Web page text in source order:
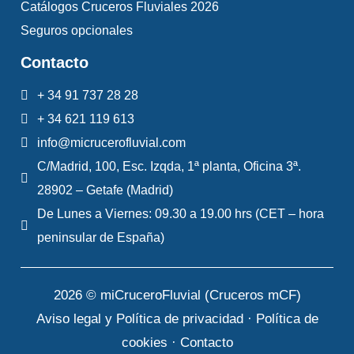
cualquier otra suma, así como los posibles
daños y perjuicios ocasionados.
resultante de un cambio (de fecha, de barco,
de región) solicitado por el cliente y aceptado
por la compañía, será asumido en su totalidad
por el cliente. Los costes se determinará en
base a las condiciones de anulación (ver
párrafo 5).
La dirección de los cruceros de ida y, por
lo tanto, la base de salida dentro de la
Catálogos Cruceros Fluviales 2026
Seguros opcionales
Contacto
+ 34 91 737 28 28
+ 34 621 119 613
info@micrucerofluvial.com
C/Madrid, 100, Esc. Izqda, 1ª planta, Oficina 3ª.
28902 – Getafe (Madrid)
De Lunes a Viernes: 09.30 a 19.00 hrs (CET – hora
peninsular de España)
2026 © miCruceroFluvial (Cruceros mCF)
Aviso legal y Política de privacidad· Política de
cookies · Contacto